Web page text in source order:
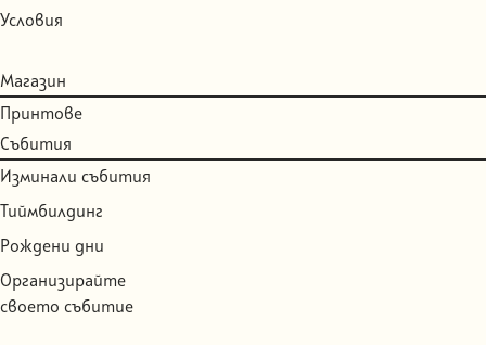
Условия
Магазин
Принтове
Събития
Изминали събития
Тиймбилдинг
Рождени дни
Организирайте
своето събитие